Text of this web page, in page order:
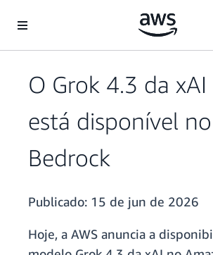
Pular para o conteúdo principal
O Grok 4.3 da
está disponível
Bedrock
Publicado: 15 de jun de 2026
Hoje, a AWS anuncia a